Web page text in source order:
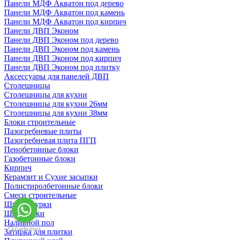
Панели МДФ Акватон под дерево
Панели МДФ Акватон под камень
Панели МДФ Акватон под кирпич
Панели ДВП Эконом
Панели ДВП Эконом под дерево
Панели ДВП Эконом под камень
Панели ДВП Эконом под кирпич
Панели ДВП Эконом под плитку
Аксессуары для панелей ДВП
Столешницы
Столешницы для кухни
Столешницы для кухни 26мм
Столешницы для кухни 38мм
Блоки строительные
Пазогребневые плиты
Пазогребневая плита ПГП
Пенобетонные блоки
Газобетонные блоки
Кирпич
Керамзит и Сухие засыпки
Полистиролбетонные блоки
Смеси строительные
Штукартурки
Шпаклевки
Наливной пол
Затирка для плитки